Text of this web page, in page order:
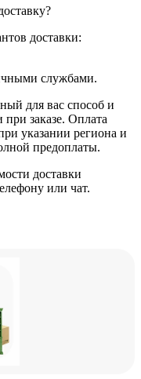
доставки:
службами.
для вас способ и
при заказе. Оплата
указании региона и
предоплаты.
доставки
или чат.